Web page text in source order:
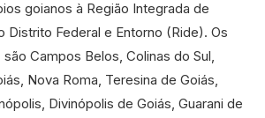
goianos à Região Integrada de
Distrito Federal e Entorno (Ride). Os
Campos Belos, Colinas do Sul,
Nova Roma, Teresina de Goiás,
Divinópolis de Goiás, Guarani de